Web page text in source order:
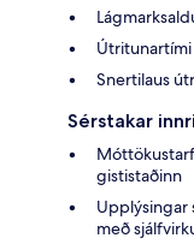
Snertilaus
Sérstakar
gististaðinn
Upplýsingar
með